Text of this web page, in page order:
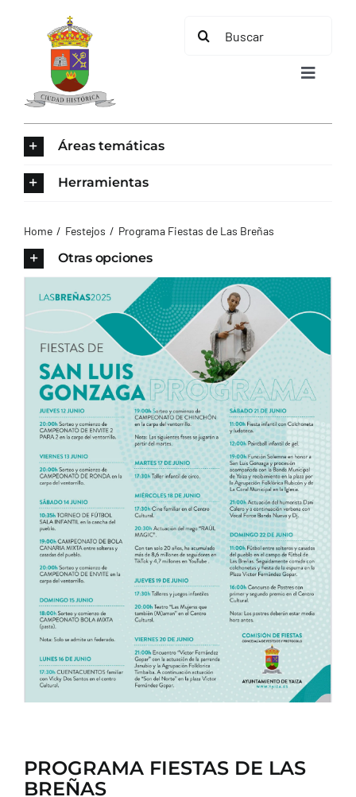
contenido
Buscar:
Toggle
AYUNTAMIENTO
TURISMO
CONTACTO
Áreas temáticas
Herramientas
Home Festejos Programa Fiestas de Las Breñas
Otras opciones
PROGRAMA FIESTAS DE LAS
BREÑAS